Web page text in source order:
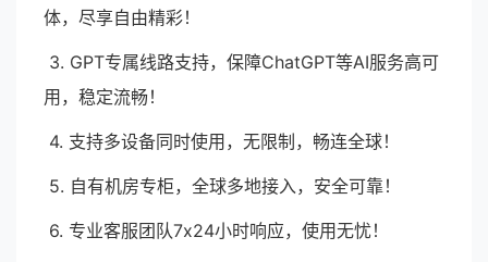
体，尽享自由精彩！
3. GPT专属线路支持，保障ChatGPT等AI服务高可
用，稳定流畅！
4. 支持多设备同时使用，无限制，畅连全球！
5. 自有机房专柜，全球多地接入，安全可靠！
6. 专业客服团队7x24小时响应，使用无忧！